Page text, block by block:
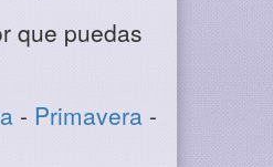
que puedas
- Primavera -